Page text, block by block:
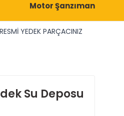
Motor Şanzıman
YEDEK PARÇACINIZ
Su Deposu